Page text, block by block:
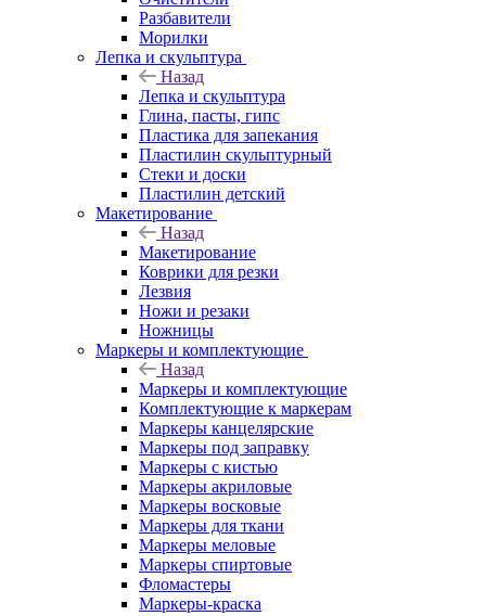
Разбавители
Морилки
Лепка и скульптура
Назад
Лепка и скульптура
Глина, пасты, гипс
Пластика для запекания
Пластилин скульптурный
Стеки и доски
Пластилин детский
Макетирование
Назад
Макетирование
Коврики для резки
Лезвия
Ножи и резаки
Ножницы
Маркеры и комплектующие
Назад
Маркеры и комплектующие
Комплектующие к маркерам
Маркеры канцелярские
Маркеры под заправку
Маркеры с кистью
Маркеры акриловые
Маркеры восковые
Маркеры для ткани
Маркеры меловые
Маркеры спиртовые
Фломастеры
Маркеры-краска